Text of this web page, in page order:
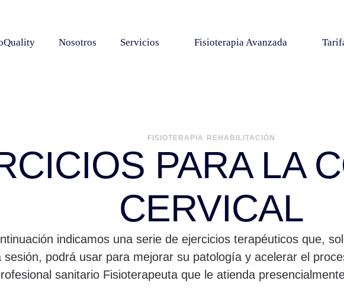
Nosotros Servicios Fisioterapia Avanzada
FISIOTERAPIA REHABILITACIÓN
PARA LA
CERVICAL
indicamos una serie de ejercicios terapéuticos que,
sesión, podrá usar para mejorar su patología y acelerar el
sanitario Fisioterapeuta que le atienda